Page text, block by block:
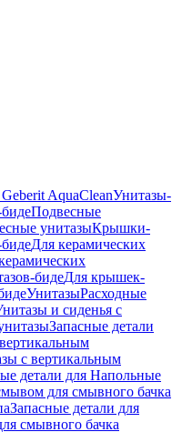
AquaCleanУнитазы-
Подвесные
унитазыКрышки-
Для керамических
бидеДля крышек-
УнитазыРасходные
и сиденья с
Запасные детали
с вертикальным
детали для Напольные
для смывного бачка
Запасные детали для
смывного бачка